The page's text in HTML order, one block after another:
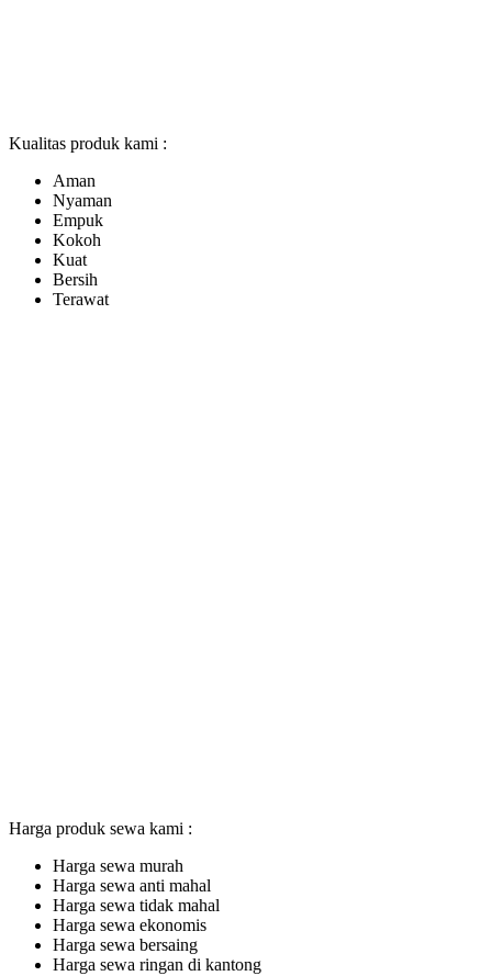
Kualitas produk kami :
Aman
Nyaman
Empuk
Kokoh
Kuat
Bersih
Terawat
Harga produk sewa kami :
Harga sewa murah
Harga sewa anti mahal
Harga sewa tidak mahal
Harga sewa ekonomis
Harga sewa bersaing
Harga sewa ringan di kantong